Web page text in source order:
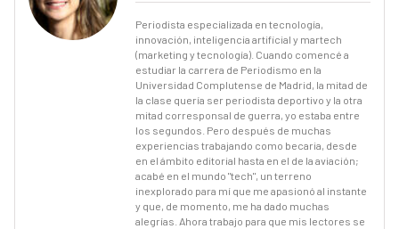
Periodista especializada en tecnología,
innovación, inteligencia artificial y martech
(marketing y tecnología). Cuando comencé a
estudiar la carrera de Periodismo en la
Universidad Complutense de Madrid, la mitad de
la clase quería ser periodista deportivo y la otra
mitad corresponsal de guerra, yo estaba entre
los segundos. Pero después de muchas
experiencias trabajando como becaria, desde
en el ámbito editorial hasta en el de la aviación;
acabé en el mundo "tech", un terreno
inexplorado para mí que me apasionó al instante
y que, de momento, me ha dado muchas
alegrías. Ahora trabajo para que mis lectores se